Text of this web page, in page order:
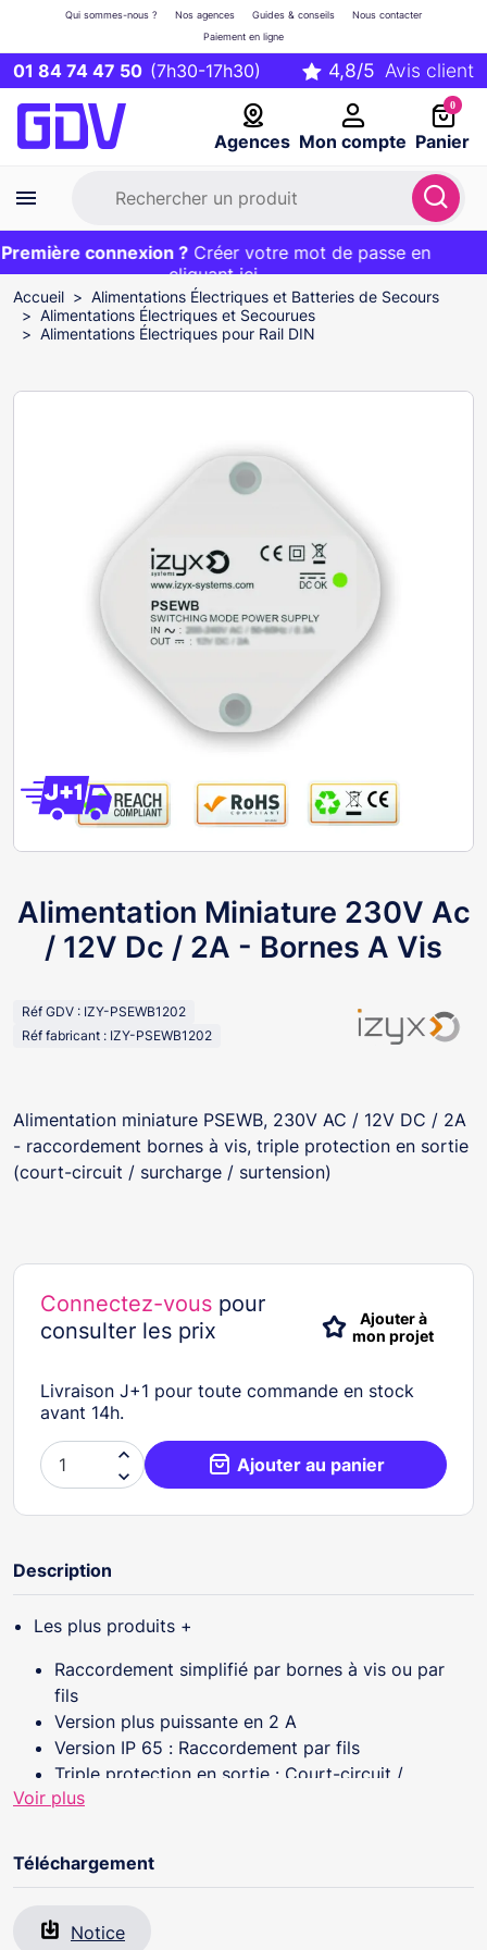
01 84 74 47 50 (7h30-17h30)
Agences Mon compte
Qui sommes-nous ? Nos agences Guides & conseils
Nous contacter
Paiement en ligne
0
Panier
Première commande ?20€ OFFERT sur votre panier
et livraison 24/48h gratuite avec le codeBIENVENUE
connexion ? Créer votre mot de passe en
cliquant ici
EXCLU WEB :
Accueil
Alimentations Électriques et Batteries de Secours
Alimentations Électriques et Secourues
Alimentations Électriques pour Rail DIN
Alimentation Miniature 230V Ac
/ 12V Dc / 2A - Bornes A Vis
Réf GDV : IZY-PSEWB1202
Réf fabricant : IZY-PSEWB1202
Alimentation miniature PSEWB, 230V AC / 12V DC / 2A
- raccordement bornes à vis, triple protection en sortie
(court-circuit / surcharge / surtension)
Connectez-vous pour
consulter les prix
Ajouter à
mon projet
Livraison J+1 pour toute commande en stock
avant 14h.

 Ajouter au panier
Description
Les plus produits +
Raccordement simplifié par bornes à vis ou par
fils
Version plus puissante en 2 A
Version IP 65 : Raccordement par fils
Triple protection en sortie : Court-circuit /
Surcharge / Surtension
PSEWB1202 - Caractéristiques :
Technologie / Matière : Alimentation à découpage
/ ABS
Voir plus
Téléchargement
Notice